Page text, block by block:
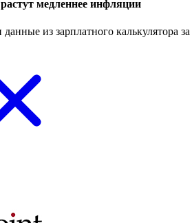
медленнее инфляции
из зарплатного калькулятора